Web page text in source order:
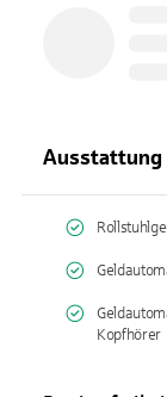
Ausstattung
Kopfhörer